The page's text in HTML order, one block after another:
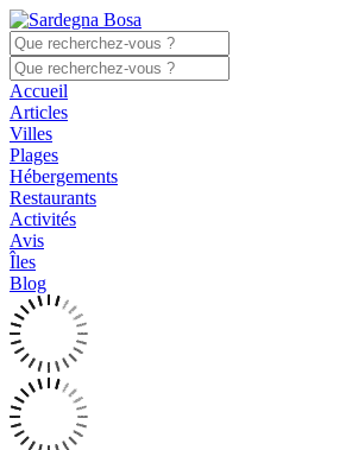
Accueil
Articles
Villes
Plages
Hébergements
Restaurants
Activités
Avis
Îles
Blog